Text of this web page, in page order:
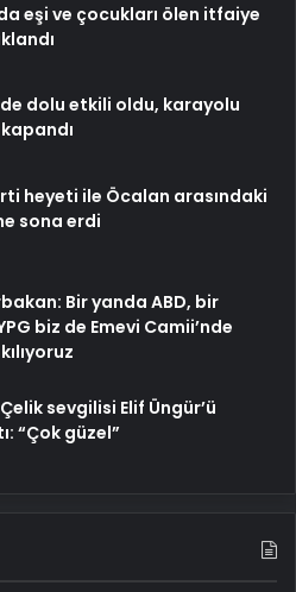
eşi ve çocukları ölen itfaiye
dolu etkili oldu, karayolu
heyeti ile Öcalan arasındaki
sona erdi
Bir yanda ABD, bir
biz de Emevi Camii’nde
Çelik sevgilisi Elif Üngür’ü
“Çok güzel”